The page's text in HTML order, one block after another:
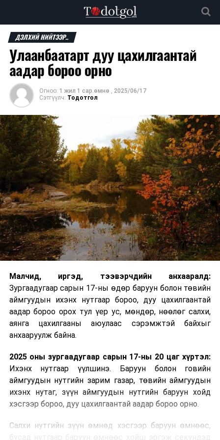
ДЭЛХИЙ НИЙТЭЭР..
Улаанбаатарт дуу цахилгаантай
аадар бороо орно
Огноо: 1 жил 1 сар.өмнө , 2025/06/17
Сэтгүүлч: Тодотгол
Малчид, иргэд, тээвэрчдийн анхааралд:
Зургаадугаар сарын 17-ны өдөр баруун болон төвийн
аймгуудын ихэнх нутгаар бороо, дуу цахилгаантай
аадар бороо орох тул үер ус, мөндөр, нөөлөг салхи,
аянга цахилгааны аюулаас сэрэмжтэй байхыг
анхааруулж байна.
2025 оны зургаадугаар сарын 17-ны 20 цаг хүртэл:
Ихэнх нутгаар үүлшинэ. Баруун болон говийн
аймгуудын нутгийн зарим газар, төвийн аймгуудын
ихэнх нутаг, зүүн аймгуудын нутгийн баруун хойд
хэсгээр бороо, дуу цахилгаантай аадар бороо орно.
Салхи нутгийн зүүн өмнөд хэсгээр баруун өмнөөс,